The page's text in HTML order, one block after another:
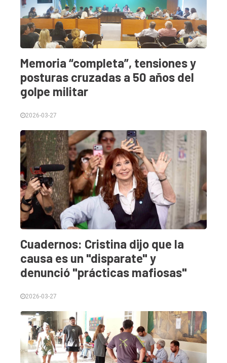
General
Política
Cultura
Entrevistas
Rural
Deportes
Fúnebres
Edición
Empresa
Nosotros
Contacto
Memoria “completa”, tensiones y
posturas cruzadas a 50 años del
golpe militar
2026-03-27
Cuadernos: Cristina dijo que la
causa es un "disparate" y
denunció "prácticas mafiosas"
2026-03-27